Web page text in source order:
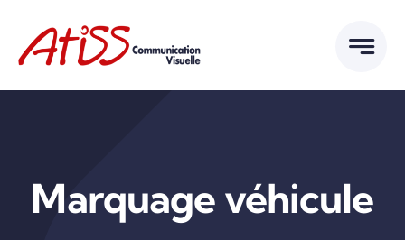
contenu
Marquage véhicule